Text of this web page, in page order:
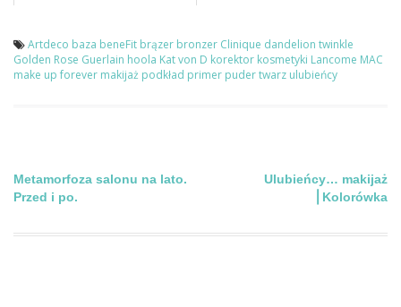
Artdeco baza beneFit brązer bronzer Clinique dandelion twinkle
Golden Rose Guerlain hoola Kat von D korektor kosmetyki Lancome MAC
make up forever makijaż podkład primer pudertwarz ulubieńcy
Nawigacja
wpisu
Metamorfoza salonu na lato.
Przed i po.
Ulubieńcy… makijaż
⎢Kolorówka